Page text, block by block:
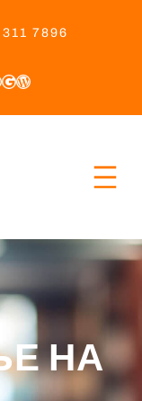
7896
НА